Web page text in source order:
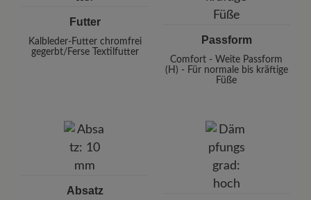
Futter
Kalbleder-Futter chromfrei
gegerbt/Ferse Textilfutter
Passform
Comfort - Weite Passform
(H) - Für normale bis kräftige
Füße
Absatz